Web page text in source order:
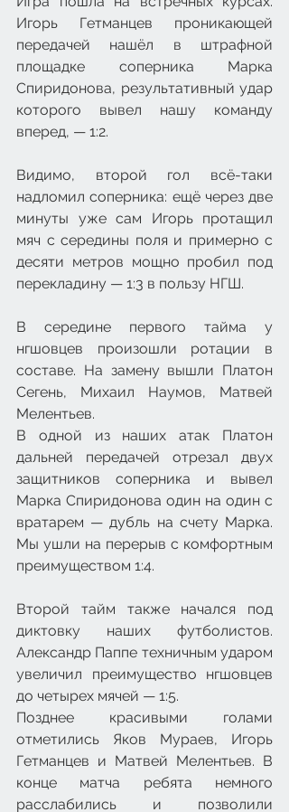
Игорь Гетманцев проникающей
передачей нашёл в штрафной
площадке соперника Марка
Спиридонова, результативный удар
которого вывел нашу команду
вперед, — 1:2.
Видимо, второй гол всё-таки
надломил соперника: ещё через две
минуты уже сам Игорь протащил
мяч с середины поля и примерно с
десяти метров мощно пробил под
перекладину — 1:3 в пользу НГШ.
В середине первого тайма у
нгшовцев произошли ротации в
составе. На замену вышли Платон
Сегень, Михаил Наумов, Матвей
Мелентьев.
В одной из наших атак Платон
дальней передачей отрезал двух
защитников соперника и вывел
Марка Спиридонова один на один с
вратарем — дубль на счету Марка.
Мы ушли на перерыв с комфортным
преимуществом 1:4.
Второй тайм также начался под
диктовку наших футболистов.
Александр Паппе техничным ударом
увеличил преимущество нгшовцев
до четырех мячей — 1:5.
Позднее красивыми голами
отметились Яков Мураев, Игорь
Гетманцев и Матвей Мелентьев. В
конце матча ребята немного
расслабились и позволили